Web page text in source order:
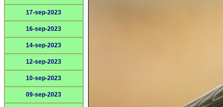
17-sep-2023
16-sep-2023
14-sep-2023
12-sep-2023
10-sep-2023
09-sep-2023